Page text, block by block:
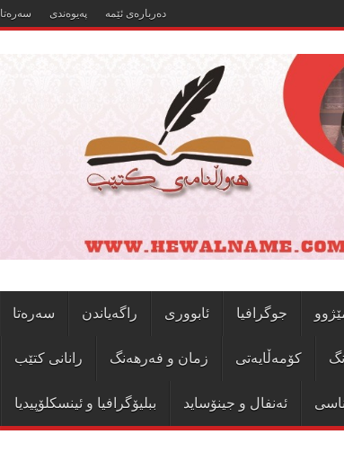
سەرەتا پەیوەندی دەربارەی ئێمە
سەرەتا راگەیاندن ئابووری جوگرافیا
رانانی کتێب زمان و فەرهەنگ کۆمەڵایەتی
ببلیۆگرافیا و ئینسکلۆپیدیا ئەنفال و جینۆساید